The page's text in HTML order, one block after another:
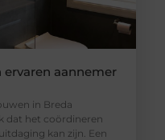
ervaren aannemer
in Breda
dat het coördineren
kan zijn. Een